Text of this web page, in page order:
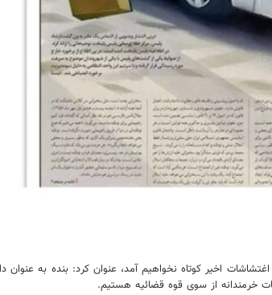
اغتشاشات اخیر کوتاه نخواهیم آمد، عنوان کرد: بنده به
خرمندانه از سوی قوه قضائیه هستیم.